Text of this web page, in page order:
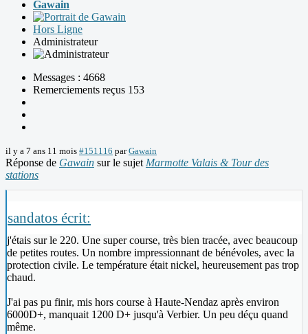
Gawain
Hors Ligne
Administrateur
Messages : 4668
Remerciements reçus 153
il y a 7 ans 11 mois #151116 parGawain
Réponse de Gawain sur le sujet Marmotte Valais & Tour des
stations
sandatos écrit:
j'étais sur le 220. Une super course, très bien tracée, avec beaucoup
de petites routes. Un nombre impressionnant de bénévoles, avec la
protection civile. Le température était nickel, heureusement pas trop
chaud.
J'ai pas pu finir, mis hors course à Haute-Nendaz après environ
6000D+, manquait 1200 D+ jusqu'à Verbier. Un peu déçu quand
même.